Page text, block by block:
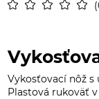
Vykosťovací nôž s
Plastová rukoväť